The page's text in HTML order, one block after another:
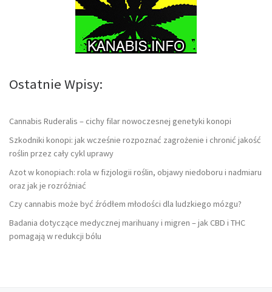
Ostatnie Wpisy:
Cannabis Ruderalis – cichy filar nowoczesnej genetyki konopi
Szkodniki konopi: jak wcześnie rozpoznać zagrożenie i chronić jakość
roślin przez cały cykl uprawy
Azot w konopiach: rola w fizjologii roślin, objawy niedoboru i nadmiaru
oraz jak je rozróżniać
Czy cannabis może być źródłem młodości dla ludzkiego mózgu?
Badania dotyczące medycznej marihuany i migren – jak CBD i THC
pomagają w redukcji bólu